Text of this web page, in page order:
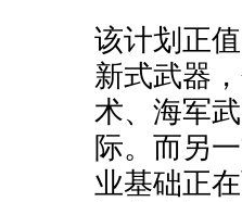
该计划正
新式武器
术、海军
际。而另
业基础正